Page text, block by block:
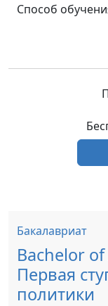
Способ
Бакалавриат
Bachelor
Первая
политики